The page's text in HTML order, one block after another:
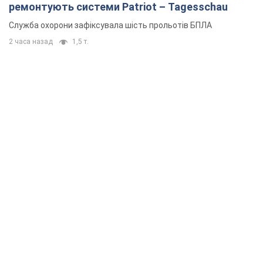
ремонтують системи Patriot – Tagesschau
Служба охорони зафіксувала шість прольотів БПЛА
2 часа назад 1,5 т.